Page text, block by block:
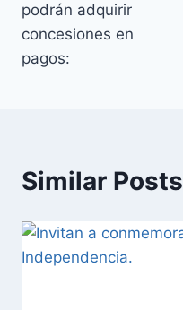
podrán adquirir
concesiones en
pagos:
Similar Posts